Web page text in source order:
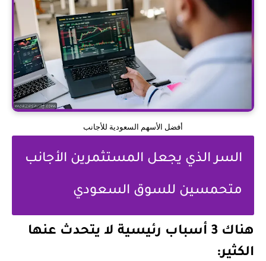
أفضل الأسهم السعودية للأجانب
السر الذي يجعل المستثمرين الأجانب
متحمسين للسوق السعودي
هناك 3 أسباب رئيسية لا يتحدث عنها
الكثير: